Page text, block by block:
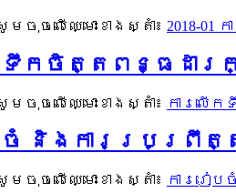
ចលើឈ្មោះខាងស្តាំ៖ 2018-
លើកទឹកចិត្តពន្
ចលើឈ្មោះខាងស្តាំ៖ ការល
រៀបចំ និងការប្រព្
ចលើឈ្មោះខាងស្តាំ៖ ការរៀ